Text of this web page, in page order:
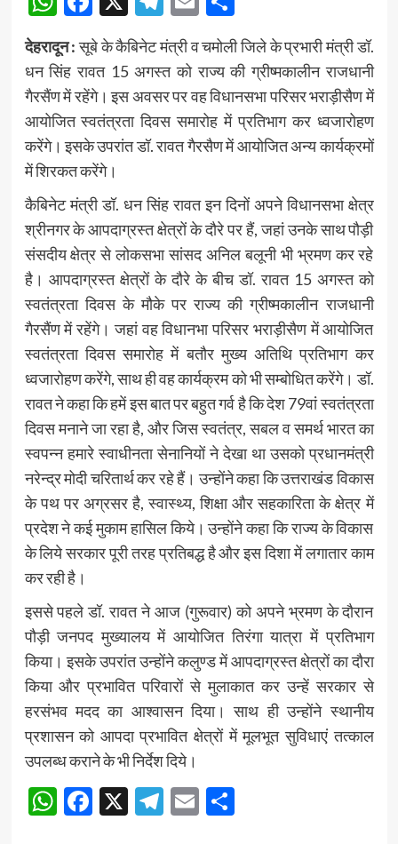
देहरादून :सूबे के कैबिनेट मंत्री व चमोली जिले के प्रभारी मंत्री डॉ.
धन सिंह रावत 15 अगस्त को राज्य की ग्रीष्मकालीन राजधानी
गैरसैंण में रहेंगे। इस अवसर पर वह विधानसभा परिसर भराड़ीसैण में
आयोजित स्वतंत्रता दिवस समारोह में प्रतिभाग कर ध्वजारोहण
करेंगे। इसके उपरांत डॉ. रावत गैरसैण में आयोजित अन्य कार्यक्रमों
में शिरकत करेंगे।
कैबिनेट मंत्री डॉ. धन सिंह रावत इन दिनों अपने विधानसभा क्षेत्र
श्रीनगर के आपदाग्रस्त क्षेत्रों के दौरे पर हैं, जहां उनके साथ पौड़ी
संसदीय क्षेत्र से लोकसभा सांसद अनिल बलूनी भी भ्रमण कर रहे
है। आपदाग्रस्त क्षेत्रों के दौरे के बीच डॉ. रावत 15 अगस्त को
स्वतंत्रता दिवस के मौके पर राज्य की ग्रीष्मकालीन राजधानी
गैरसैंण में रहेंगे। जहां वह विधानभा परिसर भराड़ीसैण में आयोजित
स्वतंत्रता दिवस समारोह में बतौर मुख्य अतिथि प्रतिभाग कर
ध्वजारोहण करेंगे, साथ ही वह कार्यक्रम को भी सम्बोधित करेंगे। डॉ.
रावत ने कहा कि हमें इस बात पर बहुत गर्व है कि देश 79वां स्वतंत्रता
दिवस मनाने जा रहा है, और जिस स्वतंत्र, सबल व समर्थ भारत का
स्वपन्न हमारे स्वाधीनता सेनानियों ने देखा था उसको प्रधानमंत्री
नरेन्द्र मोदी चरितार्थ कर रहे हैं। उन्होंने कहा कि उत्तराखंड विकास
के पथ पर अग्रसर है, स्वास्थ्य, शिक्षा और सहकारिता के क्षेत्र में
प्रदेश ने कई मुकाम हासिल किये। उन्होंने कहा कि राज्य के विकास
के लिये सरकार पूरी तरह प्रतिबद्ध है और इस दिशा में लगातार काम
कर रही है।
इससे पहले डॉ. रावत ने आज (गुरूवार) को अपने भ्रमण के दौरान
पौड़ी जनपद मुख्यालय में आयोजित तिरंगा यात्रा में प्रतिभाग
किया। इसके उपरांत उन्होंने कलुण्ड में आपदाग्रस्त क्षेत्रों का दौरा
किया और प्रभावित परिवारों से मुलाकात कर उन्हें सरकार से
हरसंभव मदद का आश्वासन दिया। साथ ही उन्होंने स्थानीय
प्रशासन को आपदा प्रभावित क्षेत्रों में मूलभूत सुविधाएं तत्काल
उपलब्ध कराने के भी निर्देश दिये।
WhatsApp
Facebook
X Telegram
EmailShare